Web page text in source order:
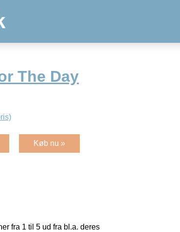
The Day
Køb nu »
fra 1 til 5 ud fra bl.a. deres